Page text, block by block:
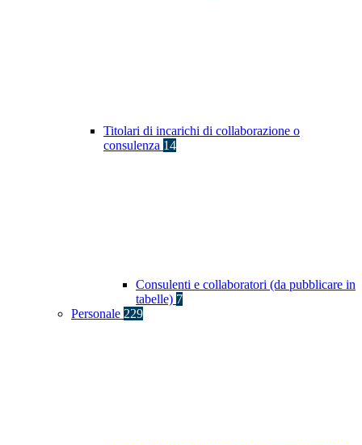
Titolari di incarichi di collaborazione o
consulenza 14
Consulenti e collaboratori (da pubblicare in
tabelle) 7
Personale 229